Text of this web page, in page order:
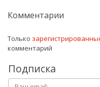
Комментарии
Только
комментарий
Подписка